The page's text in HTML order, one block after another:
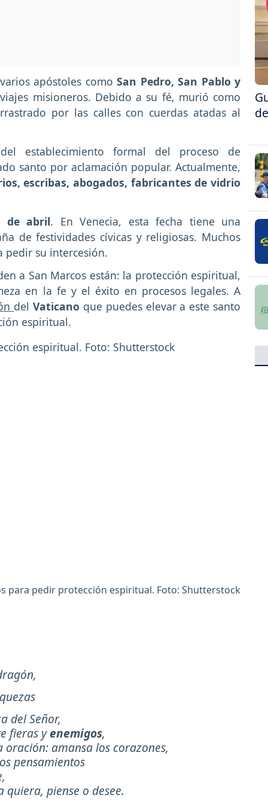
apóstoles comoSan Pedro, San Pablo y
misioneros. Debido a su fé, murió como
por las calles con cuerdas atadas al
establecimiento formal del proceso de
santo por aclamación popular. Actualmente,
escribas, abogados, fabricantes de vidrio
de abril. En Venecia, esta fecha tiene una
de festividades cívicas y religiosas. Muchos
pedir su intercesión.
a San Marcos están: la protección espiritual,
en la fe y el éxito en procesos legales. A
delVaticano que puedes elevar a este santo
espiritual.
para pedir protección espiritual. Foto: Shutterstock
del Señor,
fieras yenemigos,
amansa los corazones,
pensamientos
piense o desee.